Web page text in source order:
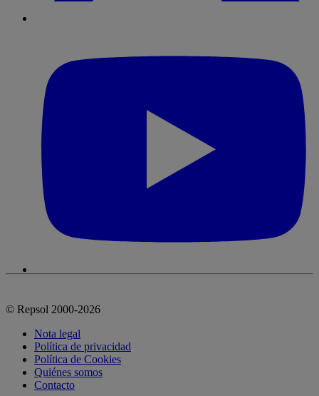
© Repsol 2000-2026
Nota legal
Política de privacidad
Política de Cookies
Quiénes somos
Contacto